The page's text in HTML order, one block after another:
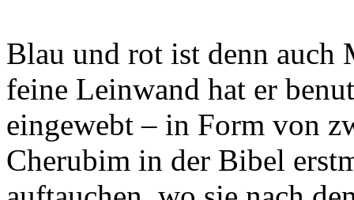
Blau und rot ist denn auch
feine Leinwand hat er
eingewebt – in Form von
Cherubim in der Bibel